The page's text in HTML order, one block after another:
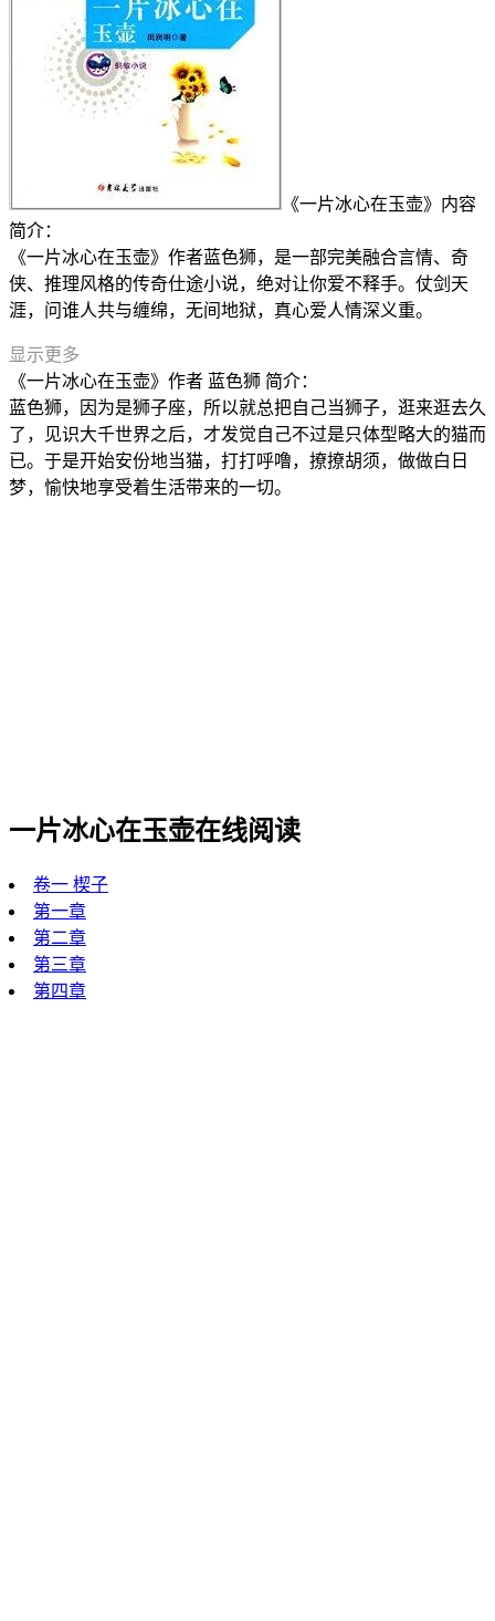
《一片冰心在玉壶》内容
简介：
《一片冰心在玉壶》作者蓝色狮，是一部完美融合言情、奇
侠、推理风格的传奇仕途小说，绝对让你爱不释手。仗剑天
涯，问谁人共与缠绵，无间地狱，真心爱人情深义重。
显示更多
《一片冰心在玉壶》作者 蓝色狮 简介：
蓝色狮，因为是狮子座，所以就总把自己当狮子，逛来逛去久
了，见识大千世界之后，才发觉自己不过是只体型略大的猫而
已。于是开始安份地当猫，打打呼噜，撩撩胡须，做做白日
梦，愉快地享受着生活带来的一切。
一片冰心在玉壶在线阅读
卷一 楔子
第一章
第二章
第三章
第四章